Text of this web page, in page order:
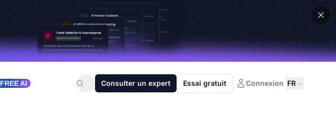
FREE AI Consulter un expert Essai gratuit Connexion FR